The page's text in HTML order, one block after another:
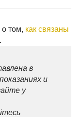
том, как связаны
в
и
у